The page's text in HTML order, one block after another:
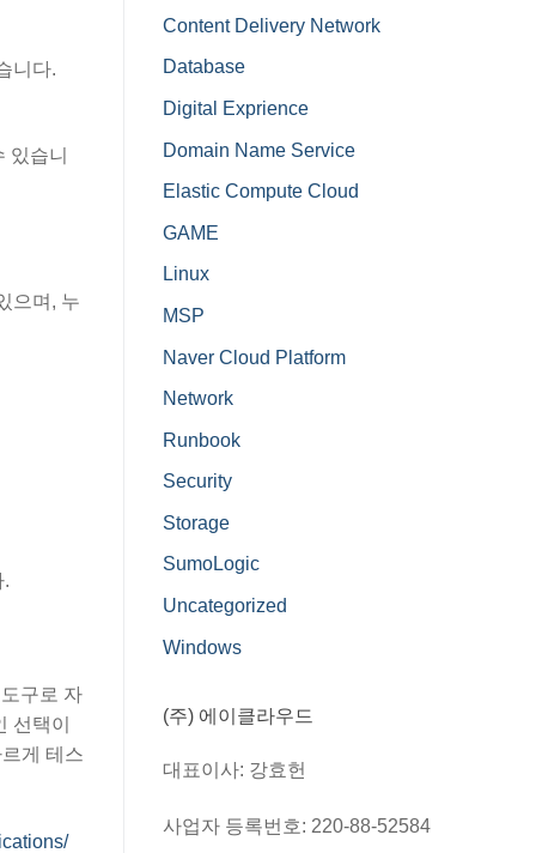
니다.
있습니
으며, 누
.
구로 자
선택이
게 테스
Content Delivery Network
Database
Digital Exprience
Domain Name Service
Elastic Compute Cloud
GAME
Linux
MSP
Naver Cloud Platform
Network
Runbook
Security
Storage
SumoLogic
Uncategorized
Windows
(주) 에이클라우드
대표이사: 강효헌
사업자 등록번호: 220-88-52584